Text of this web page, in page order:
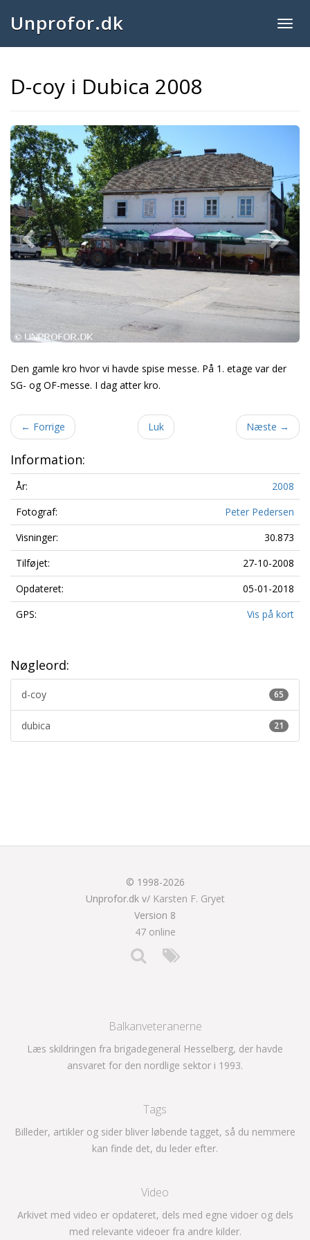
Unprofor.dk
D-coy i Dubica 2008
Previous
Den gamle kro hvor vi havde spise messe. På 1. etage var der
SG- og OF-messe. I dag atter kro.
← Forrige Luk Næste →
Information:
År:
2008
Fotograf:
Peter Pedersen
Visninger:
30.873
Tilføjet:
27-10-2008
Opdateret:
05-01-2018
GPS:
Vis på kort
Nøgleord:
65
d-coy
21
dubica
© 1998-2026
Unprofor.dk v/ Karsten F. Gryet
Version 8
47 online
Balkanveteranerne
Læs skildringen fra brigadegeneral Hesselberg, der havde
ansvaret for den nordlige sektor i 1993.
Tags
Billeder, artikler og sider bliver løbende tagget, så du nemmere
kan finde det, du leder efter.
Video
Arkivet med video er opdateret, dels med egne vidoer og dels
med relevante videoer fra andre kilder.